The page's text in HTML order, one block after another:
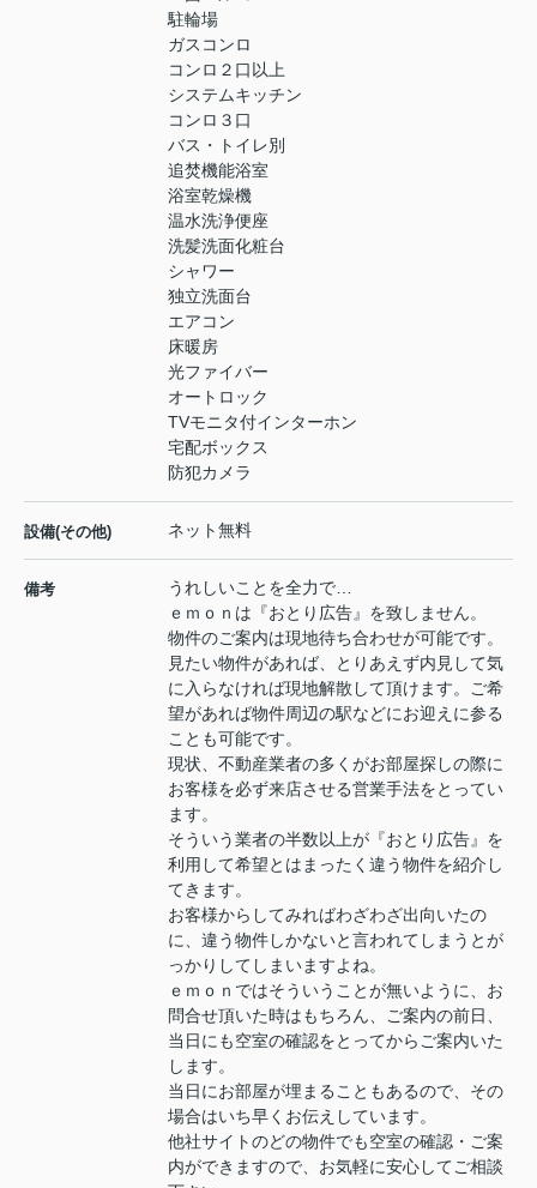
駐輪場
ガスコンロ
コンロ２口以上
システムキッチン
コンロ３口
バス・トイレ別
追焚機能浴室
浴室乾燥機
温水洗浄便座
洗髪洗面化粧台
シャワー
独立洗面台
エアコン
床暖房
光ファイバー
オートロック
TVモニタ付インターホン
宅配ボックス
防犯カメラ
設備(その他) ネット無料
備考
うれしいことを全力で…
ｅｍｏｎは『おとり広告』を致しません。
物件のご案内は現地待ち合わせが可能です。
見たい物件があれば、とりあえず内見して気
に入らなければ現地解散して頂けます。ご希
望があれば物件周辺の駅などにお迎えに参る
ことも可能です。
現状、不動産業者の多くがお部屋探しの際に
お客様を必ず来店させる営業手法をとってい
ます。
そういう業者の半数以上が『おとり広告』を
利用して希望とはまったく違う物件を紹介し
てきます。
お客様からしてみればわざわざ出向いたの
に、違う物件しかないと言われてしまうとが
っかりしてしまいますよね。
ｅｍｏｎではそういうことが無いように、お
問合せ頂いた時はもちろん、ご案内の前日、
当日にも空室の確認をとってからご案内いた
します。
当日にお部屋が埋まることもあるので、その
場合はいち早くお伝えしています。
他社サイトのどの物件でも空室の確認・ご案
内ができますので、お気軽に安心してご相談